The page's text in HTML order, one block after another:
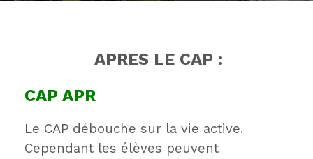
APRES LE CAP :
CAP APR
Le CAP débouche sur la vie active.
Cependant les élèves peuvent